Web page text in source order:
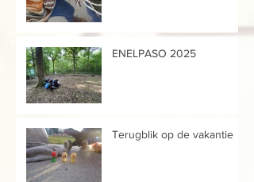
ENELPASO 2025
Terugblik op de vakantie